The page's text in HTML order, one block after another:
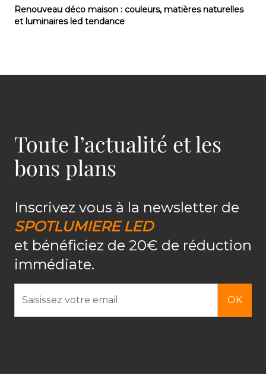
Renouveau déco maison : couleurs, matières
Renouveau déco maison : couleurs, matières naturelles
et luminaires led tendance
Toute l’actualité et les
bons plans
Inscrivez vous à la newsletter de
SPOTLUMIERE LED
et bénéficiez de 20€ de réduction
immédiate.
OK